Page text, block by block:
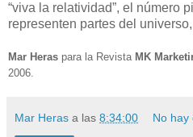
“viva la relatividad”, el número
representen partes del
Mar Heras para la Revista MK
2006.
Mar Heras a las 8:34:00 No hay